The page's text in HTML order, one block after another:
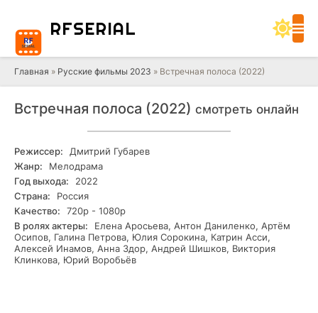
RFSERIAL
Главная » Русские фильмы 2023 » Встречная полоса (2022)
Встречная полоса (2022) смотреть онлайн
Режиссер:
Дмитрий Губарев
Жанр:
Мелодрама
Год выхода:
2022
Страна:
Россия
Качество:
720р - 1080р
В ролях актеры:
Елена Аросьева, Антон Даниленко, Артём
Осипов, Галина Петрова, Юлия Сорокина, Катрин Асси,
Алексей Инамов, Анна Здор, Андрей Шишков, Виктория
Клинкова, Юрий Воробьёв